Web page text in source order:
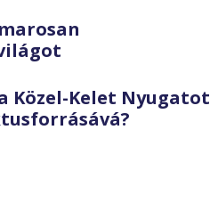
Közel-Kelet Nyugatot